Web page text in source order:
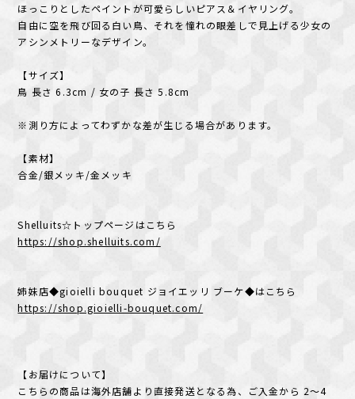
ほっこりとしたペイントが可愛らしいピアス＆イヤリング。
自由に空を飛び回る白い鳥、それを憧れの眼差しで見上げる少女の
アシンメトリーなデザイン。
【サイズ】
鳥 長さ 6.3cm / 女の子 長さ 5.8cm
※測り方によってわずかな差が生じる場合があります。
【素材】
合金/銀メッキ/金メッキ
Shelluits☆トップページはこちら
https://shop.shelluits.com/
姉妹店◆gioielli bouquet ジョイエッリ ブーケ◆はこちら
https://shop.gioielli-bouquet.com/
【お届けについて】
こちらの商品は海外店舗より直接発送となる為、ご入金から 2〜4